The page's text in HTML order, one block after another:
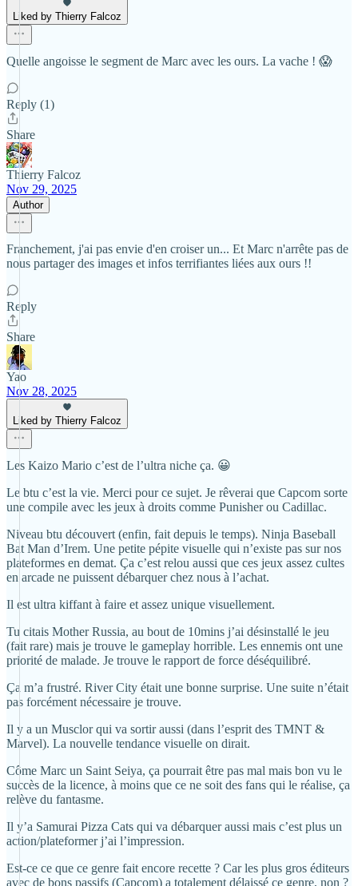
Liked by Thierry Falcoz
Quelle angoisse le segment de Marc avec les ours. La vache ! 😱
Reply (1)
Share
Thierry Falcoz
Nov 29, 2025
Author
Franchement, j'ai pas envie d'en croiser un... Et Marc n'arrête pas de
nous partager des images et infos terrifiantes liées aux ours !!
Reply
Share
Yao
Nov 28, 2025
Liked by Thierry Falcoz
Les Kaizo Mario c’est de l’ultra niche ça. 😀
Le btu c’est la vie. Merci pour ce sujet. Je rêverai que Capcom sorte
une compile avec les jeux à droits comme Punisher ou Cadillac.
Niveau btu découvert (enfin, fait depuis le temps). Ninja Baseball
Bat Man d’Irem. Une petite pépite visuelle qui n’existe pas sur nos
plateformes en demat. Ça c’est relou aussi que ces jeux assez cultes
en arcade ne puissent débarquer chez nous à l’achat.
Il est ultra kiffant à faire et assez unique visuellement.
Tu citais Mother Russia, au bout de 10mins j’ai désinstallé le jeu
(fait rare) mais je trouve le gameplay horrible. Les ennemis ont une
priorité de malade. Je trouve le rapport de force déséquilibré.
Ça m’a frustré. River City était une bonne surprise. Une suite n’était
pas forcément nécessaire je trouve.
Il y a un Musclor qui va sortir aussi (dans l’esprit des TMNT &
Marvel). La nouvelle tendance visuelle on dirait.
Côme Marc un Saint Seiya, ça pourrait être pas mal mais bon vu le
succès de la licence, à moins que ce ne soit des fans qui le réalise, ça
relève du fantasme.
Il y’a Samurai Pizza Cats qui va débarquer aussi mais c’est plus un
action/plateformer j’ai l’impression.
Est-ce ce que ce genre fait encore recette ? Car les plus gros éditeurs
avec de bons passifs (Capcom) a totalement délaissé ce genre, non ?